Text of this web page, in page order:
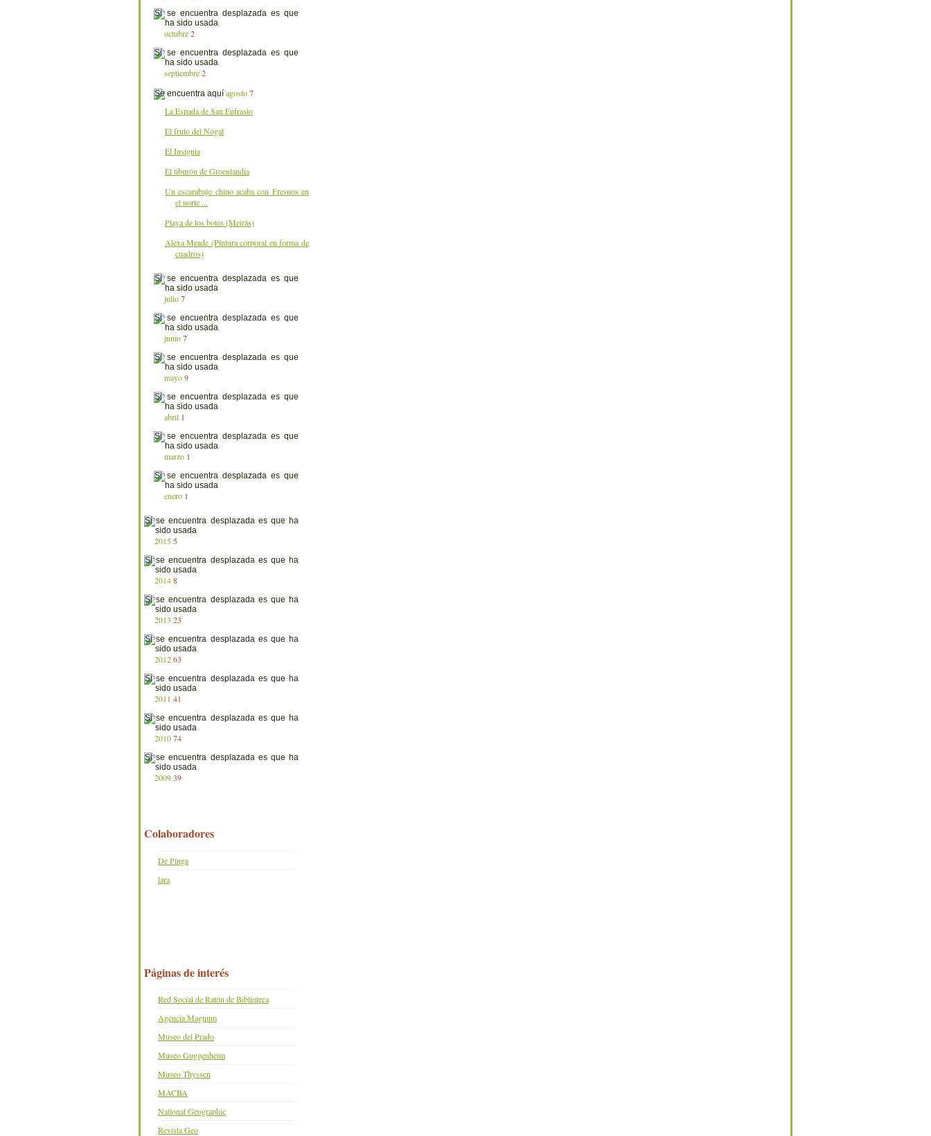
octubre 2
septiembre 2
agosto 7
La Espada de San Eufrasio
El fruto del Nogal
El Insignia
El tiburón de Groenlandia
Un escarabajo chino acaba con Fresnos en
el norte ...
Playa de los botes (Meirás)
Alexa Meade (Pintura corporal en forma de
cuadros)
julio 7
junio 7
mayo 9
abril 1
marzo 1
enero 1
2015 5
20148
2013 23
201263
2011 41
201074
200939
Colaboradores
De Pinga
lara
Páginas de interés
Red Social de Ratón de Biblioteca
Agencia Magnum
Museo del Prado
Museo Guggenheim
Museo Thyssen
MACBA
National Geographic
Revista Geo